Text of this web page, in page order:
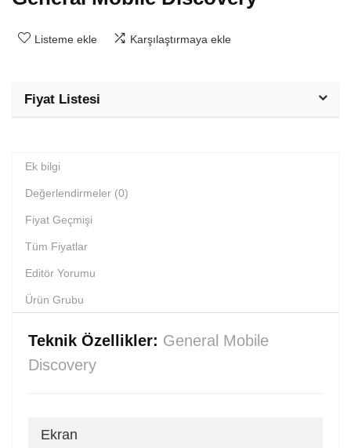
Listeme ekle Karşılaştırmaya ekle
Fiyat Listesi
Ek bilgi
Değerlendirmeler (0)
Fiyat Geçmişi
Tüm Fiyatlar
Editör Yorumu
Ürün Grubu
Teknik Özellikler: General Mobile
Discovery
Ekran